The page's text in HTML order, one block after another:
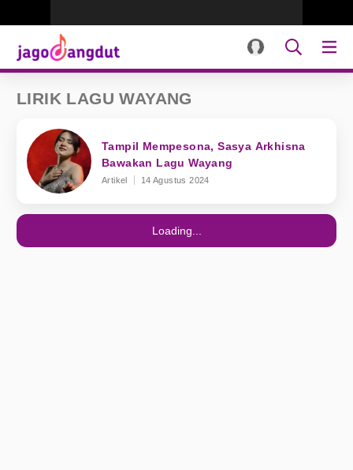
LIRIK LAGU WAYANG
Tampil Mempesona, Sasya Arkhisna
Bawakan Lagu Wayang
Artikel 14 Agustus 2024
Loading...